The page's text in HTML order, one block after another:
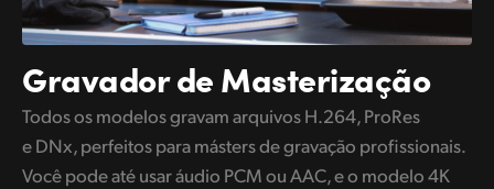
Gravador de Masterização
Todos os modelos gravam arquivos H.264, ProRes
e DNx, perfeitos para másters de gravação profissionais.
Você pode até usar áudio PCM ou AAC, e o modelo 4K